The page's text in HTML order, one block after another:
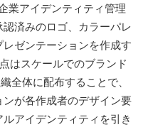
業アイデンティティ管理
済みのロゴ、カラーパレ
ゼンテーションを作成す
はスケールでのブランド
体に配布することで、
が各作成者のデザイン要
アイデンティティを引き